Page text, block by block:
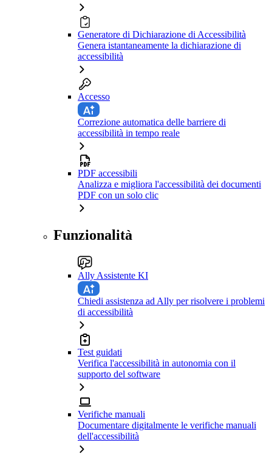
Generatore di Dichiarazione di Accessibilità
Genera istantaneamente la dichiarazione di
accessibilità
Accesso
Correzione automatica delle barriere di
accessibilità in tempo reale
PDF accessibili
Analizza e migliora l'accessibilità dei documenti
PDF con un solo clic
Funzionalità
Ally Assistente KI
Chiedi assistenza ad Ally per risolvere i problemi
di accessibilità
Test guidati
Verifica l'accessibilità in autonomia con il
supporto del software
Verifiche manuali
Documentare digitalmente le verifiche manuali
dell'accessibilità